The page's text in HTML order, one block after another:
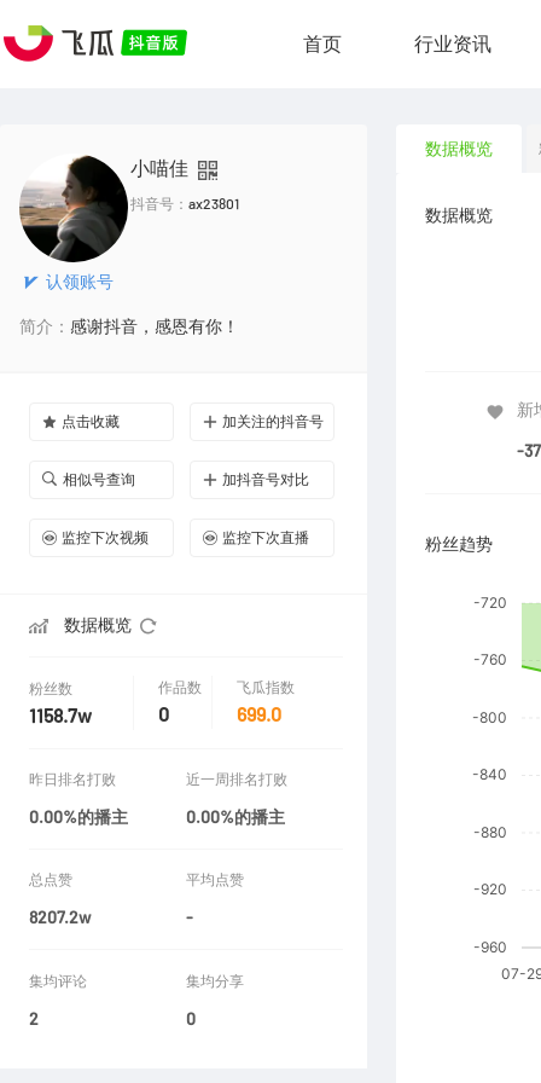
首页 行业资讯
认领账号
小喵佳
抖音号： ax23801
简介： 感谢抖音，感恩有你！
点击收藏 加关注的抖音号
相似号查询 加抖音号对比
监控下次视频 监控下次直播
数据概览
粉丝数
1158.7w
作品数
0
飞瓜指数
699.0
昨日排名打败
0.00%的播主
近一周排名打败
0.00%的播主
总点赞
8207.2w
平均点赞
-
集均评论
2
集均分享
0
数据概览
数据概览
新
-
粉丝趋势